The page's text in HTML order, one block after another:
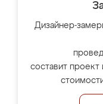
Дизайнер-
составит проект